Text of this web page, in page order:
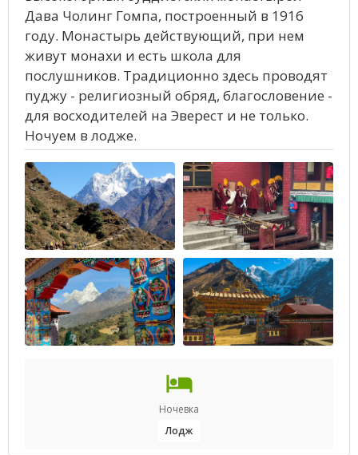
Дава Чолинг Гомпа, построенный в 1916
году. Монастырь действующий, при нем
живут монахи и есть школа для
послушников. Традиционно здесь проводят
пуджу - религиозный обряд, благословение -
для восходителей на Эверест и не только.
Ночуем в лодже.
Ночевка
Лодж